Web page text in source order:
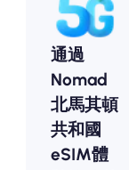
通過
Nomad
北馬其頓
共和國
eSIM體